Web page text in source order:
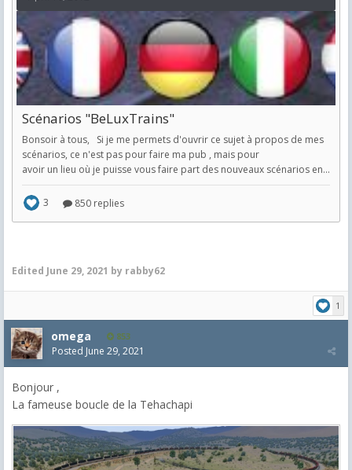
Edited June 29, 2021 by rabby62
1
omega 853
Posted June 29, 2021
Bonjour ,
La fameuse boucle de la Tehachapi